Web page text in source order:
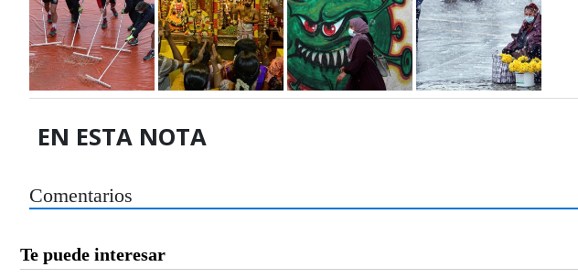
EN ESTA NOTA
Comentarios